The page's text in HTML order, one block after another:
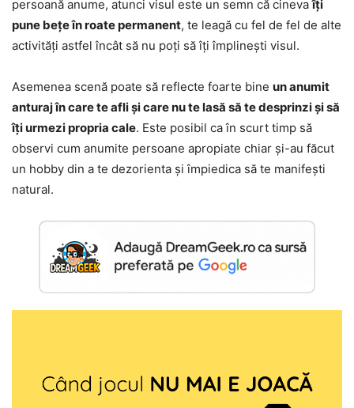
persoană anume, atunci visul este un semn că cinevaîți
pune bețe în roate permanent, te leagă cu fel de fel de alte
activități astfel încât să nu poți să îți împlinești visul.
Asemenea scenă poate să reflecte foarte bine un anumit
anturaj în care te afli și care nu te lasă să te desprinzi și să
îți urmezi propria cale. Este posibil ca în scurt timp să
observi cum anumite persoane apropiate chiar și-au făcut
un hobby din a te dezorienta și împiedica să te manifești
natural.